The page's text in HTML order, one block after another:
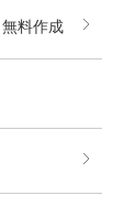
料作成